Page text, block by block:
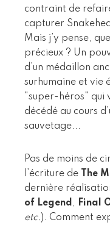
contraint de
capturer
Mais j’y pense,
précieux ? Un
d’un médaillon
surhumaine et vie
"super-héros" qui
décédé au cours
sauvetage...
Pas de moins de
l’écriture de
The
dernière
of Legend , Final
etc.). Comment